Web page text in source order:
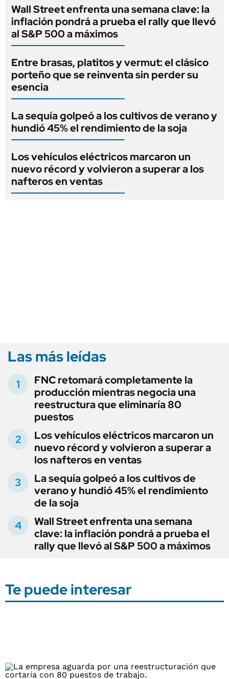
Wall Street enfrenta una semana clave: la
inflación pondrá a prueba el rally que llevó
al S&P 500 a máximos
Entre brasas, platitos y vermut: el clásico
porteño que se reinventa sin perder su
esencia
La sequía golpeó a los cultivos de verano y
hundió 45% el rendimiento de la soja
Los vehículos eléctricos marcaron un
nuevo récord y volvieron a superar a los
nafteros en ventas
Las más leídas
FNC retomará completamente la
producción mientras negocia una
reestructura que eliminaría 80
puestos
Los vehículos eléctricos marcaron un
nuevo récord y volvieron a superar a
los nafteros en ventas
La sequía golpeó a los cultivos de
verano y hundió 45% el rendimiento
de la soja
Wall Street enfrenta una semana
clave: la inflación pondrá a prueba el
rally que llevó al S&P 500 a máximos
Te puede interesar